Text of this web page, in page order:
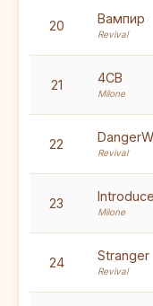
20 Вампир
Revival
21 4CB
Milone
22
Revival
23 Introduce
Milone
24 Stranger
Revival